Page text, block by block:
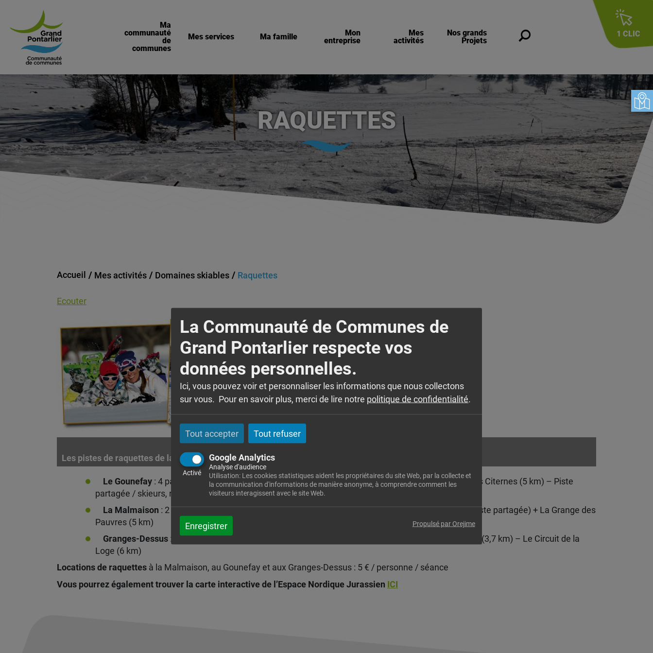
La Communauté de Communes de
Grand Pontarlier respecte vos
données personnelles.
Ici, vous pouvez voir et personnaliser les informations que nous collectons
sur vous. Pour en savoir plus, merci de lire notre politique de confidentialité
Tout accepter Tout refuser
Google Analytics
Activé
Analyse d'audience
Utilisation: Les cookies statistiques aident les propriétaires du site Web, par la collecte et
la communication d'informations de manière anonyme, à comprendre comment les
visiteurs interagissent avec le site Web.
Enregistrer Propulsé par Orejime
Ma
communauté
de
communes
Mes services Ma famille
Mon
entreprise
Mes
activités
Nos grands
Projets
1 CLIC
RAQUETTES
Accueil Mes activités Domaines skiables Raquettes
Ecouter
Les pistes de raquettes de la CCGP sont accessibles gratuitement
Le Gounefay : 4 parcours balisés : Les Miroirs (2 km) – Les Crêtes du Larmont (6 km) – Le Tour des Citernes (5 km) – Piste
partagée / skieurs, raquettes, piétons (5 km A/R)
La Malmaison : 2 parcours balisés : Le Toit de la Malmaison (2,5 km) – La Combe Froide (2,5km piste partagée) + La Grange des
Pauvres (5 km)
Granges-Dessus : 3 parcours balisés : La Balade du sanglier (3 km) – Le Tour des Granges-Dessus (3,7 km) – Le Circuit de la
Loge (6 km)
Locations de raquettes à la Malmaison, au Gounefay et aux Granges-Dessus : 5 € / personne / séance
Vous pourrez également trouver la carte interactive de l’Espace Nordique Jurassien ICI